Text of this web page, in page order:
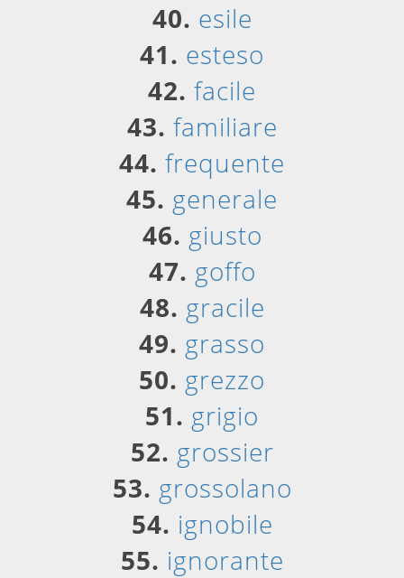
40. esile
41. esteso
42. facile
43. familiare
44. frequente
45. generale
46. giusto
47. goffo
48. gracile
49. grasso
50. grezzo
51. grigio
52. grossier
53. grossolano
54. ignobile
55. ignorante